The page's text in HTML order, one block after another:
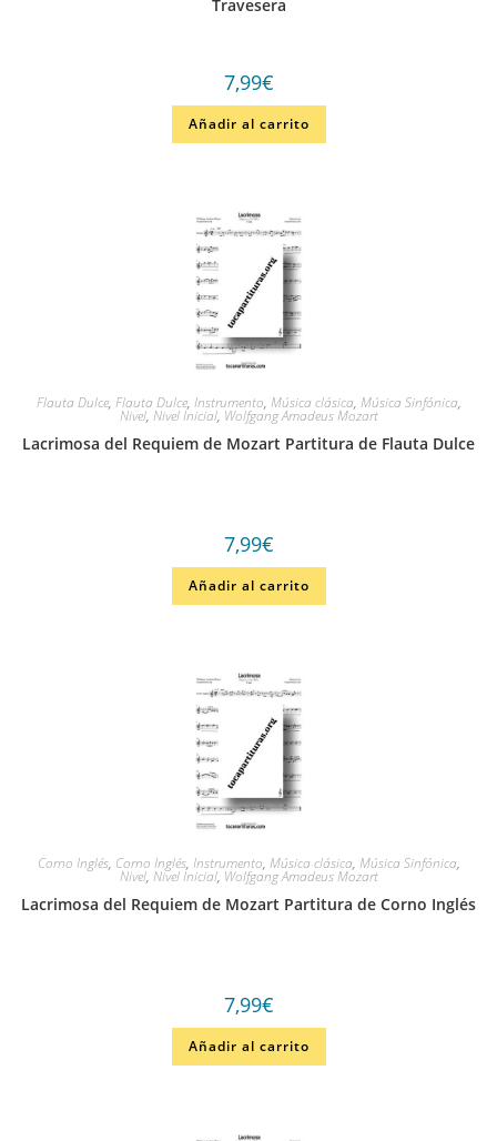
Travesera
7,99€
Añadir al carrito
Flauta Dulce, Flauta Dulce, Instrumento, Música clásica, Música Sinfónica,
Nivel, Nivel Inicial, Wolfgang Amadeus Mozart
Lacrimosa del Requiem de Mozart Partitura de Flauta Dulce
7,99€
Añadir al carrito
Corno Inglés, Corno Inglés, Instrumento, Música clásica, Música Sinfónica,
Nivel, Nivel Inicial, Wolfgang Amadeus Mozart
Lacrimosa del Requiem de Mozart Partitura de Corno Inglés
7,99€
Añadir al carrito